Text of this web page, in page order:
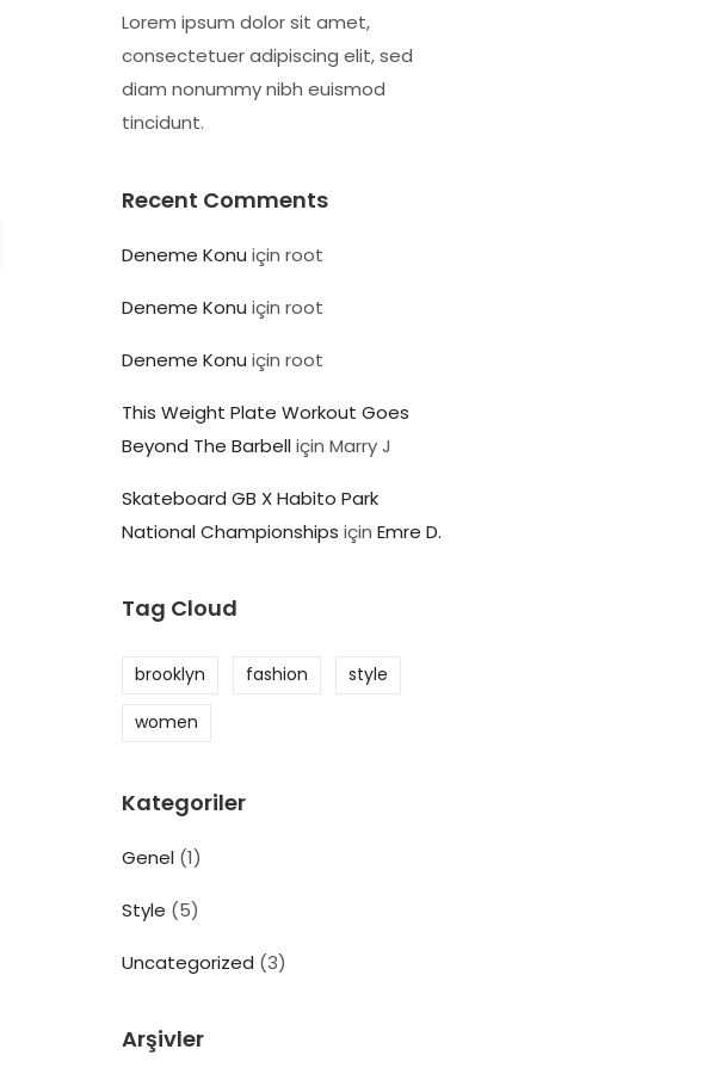
Lorem ipsum dolor sit amet,
consectetuer adipiscing elit, sed
diam nonummy nibh euismod
tincidunt.
Recent Comments
Deneme Konu için root
Deneme Konu için root
Deneme Konu için root
This Weight Plate Workout Goes
Beyond The Barbelliçin Marry J
Skateboard GB X Habito Park
National Championships için Emre D.
Tag Cloud
brooklyn fashion
style
women
Kategoriler
Genel (1)
Style (5)
Uncategorized (3)
Arşivler